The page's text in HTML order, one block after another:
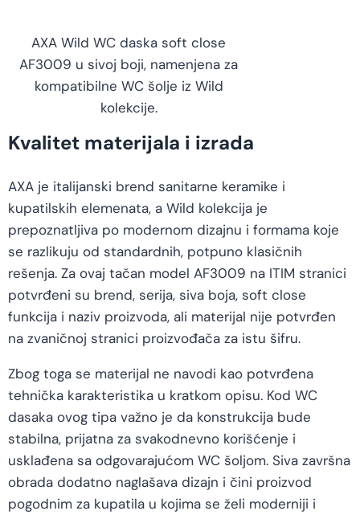
AXA Wild WC daska soft close
AF3009 u sivoj boji, namenjena za
kompatibilne WC šolje iz Wild
kolekcije.
Kvalitet materijala i izrada
AXA je italijanski brend sanitarne keramike i
kupatilskih elemenata, a Wild kolekcija je
prepoznatljiva po modernom dizajnu i formama koje
se razlikuju od standardnih, potpuno klasičnih
rešenja. Za ovaj tačan model AF3009 na ITIM stranici
potvrđeni su brend, serija, siva boja, soft close
funkcija i naziv proizvoda, ali materijal nije potvrđen
na zvaničnoj stranici proizvođača za istu šifru.
Zbog toga se materijal ne navodi kao potvrđena
tehnička karakteristika u kratkom opisu. Kod WC
dasaka ovog tipa važno je da konstrukcija bude
stabilna, prijatna za svakodnevno korišćenje i
usklađena sa odgovarajućom WC šoljom. Siva završna
obrada dodatno naglašava dizajn i čini proizvod
pogodnim za kupatila u kojima se želi moderniji i